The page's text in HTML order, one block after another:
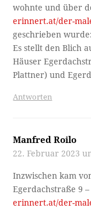
wohnte und über
erinnert.at/der-
geschrieben
Es stellt den Blich
Häuser
Plattner) und
Antworten
Manfred Roilo
22. Februar 2023
Inzwischen kam
Egerdachstraße 9
erinnert.at/der-